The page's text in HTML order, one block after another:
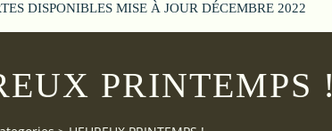
DISPONIBLES MISE À JOUR DÉCEMBRE 2022
PRINTEMPS !